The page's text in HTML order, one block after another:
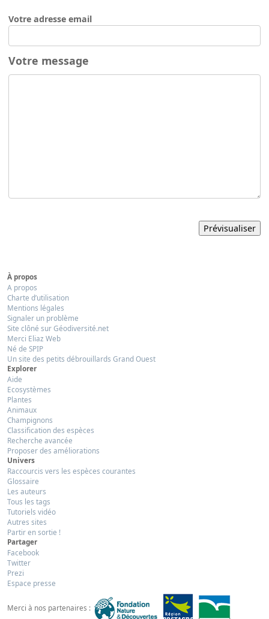
Votre adresse email
Votre message
À propos
A propos
Charte d’utilisation
Mentions légales
Signaler un problème
Site clôné sur Géodiversité.net
Merci Eliaz Web
Né de SPIP
Un site des petits débrouillards Grand Ouest
Explorer
Aide
Ecosystèmes
Plantes
Animaux
Champignons
Classification des espèces
Recherche avancée
Proposer des améliorations
Univers
Raccourcis vers les espèces courantes
Glossaire
Les auteurs
Tous les tags
Tutoriels vidéo
Autres sites
Partir en sortie !
Partager
Facebook
Twitter
Prezi
Espace presse
Merci à nos partenaires :